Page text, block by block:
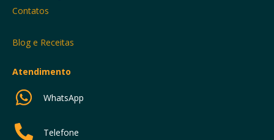
Contatos
Blog e Receitas
Atendimento
WhatsApp
Telefone